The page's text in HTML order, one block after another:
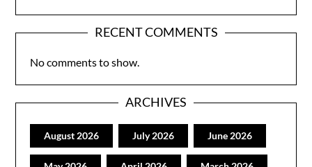
RECENT COMMENTS
No comments to show.
ARCHIVES
August 2026 July 2026 June 2026